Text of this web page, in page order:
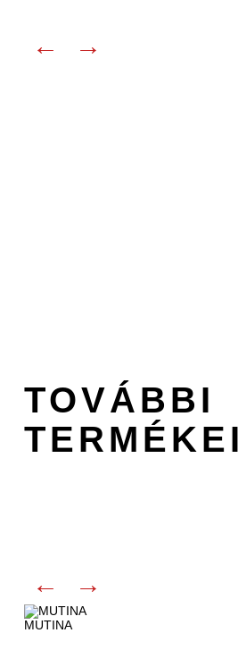
← →
TOVÁBBI
← →
MUTINA